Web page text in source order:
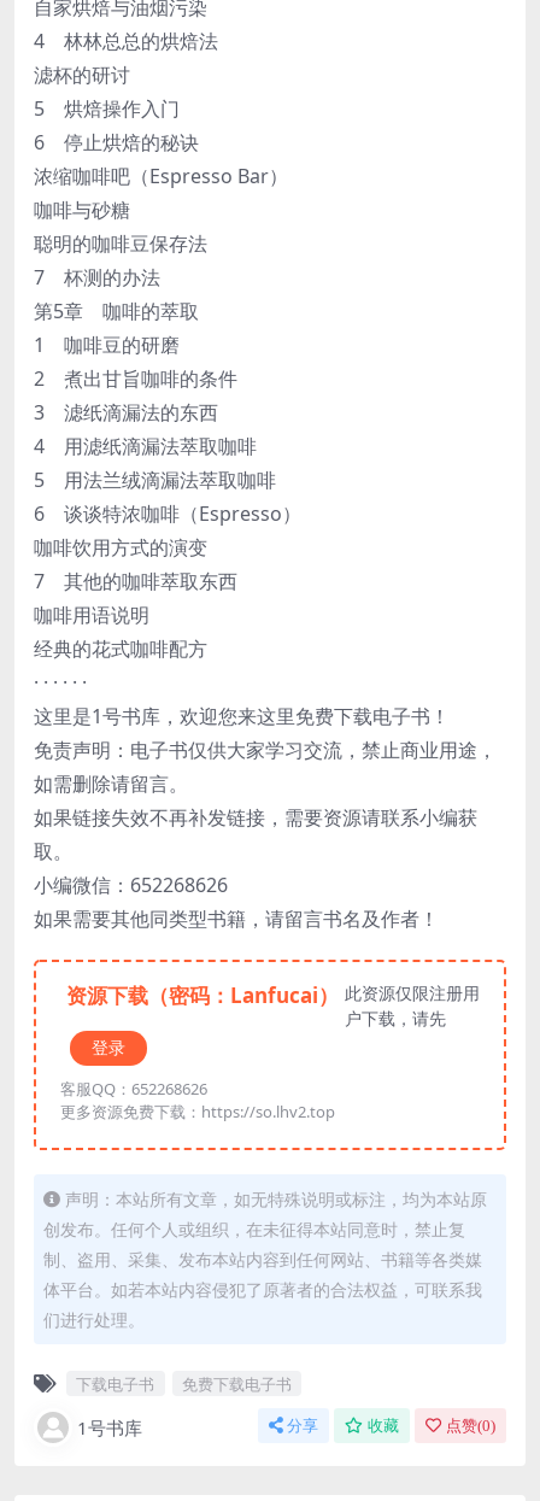
自家烘焙与油烟污染
4 林林总总的烘焙法
滤杯的研讨
5 烘焙操作入门
6 停止烘焙的秘诀
浓缩咖啡吧（Espresso Bar）
咖啡与砂糖
聪明的咖啡豆保存法
7 杯测的办法
第5章 咖啡的萃取
1 咖啡豆的研磨
2 煮出甘旨咖啡的条件
3 滤纸滴漏法的东西
4 用滤纸滴漏法萃取咖啡
5 用法兰绒滴漏法萃取咖啡
6 谈谈特浓咖啡（Espresso）
咖啡饮用方式的演变
7 其他的咖啡萃取东西
咖啡用语说明
经典的花式咖啡配方
· · · · · ·
这里是1号书库，欢迎您来这里免费下载电子书！
免责声明：电子书仅供大家学习交流，禁止商业用途，
如需删除请留言。
如果链接失效不再补发链接，需要资源请联系小编获
取。
小编微信：652268626
如果需要其他同类型书籍，请留言书名及作者！
资源下载（密码：Lanfucai）
此资源仅限注册用
户下载，请先
登录
客服QQ：652268626
更多资源免费下载：https://so.lhv2.top
声明：本站所有文章，如无特殊说明或标注，均为本站原
创发布。任何个人或组织，在未征得本站同意时，禁止复
制、盗用、采集、发布本站内容到任何网站、书籍等各类媒
体平台。如若本站内容侵犯了原著者的合法权益，可联系我
们进行处理。
下载电子书 免费下载电子书
1号书库 分享 收藏 点赞(0)